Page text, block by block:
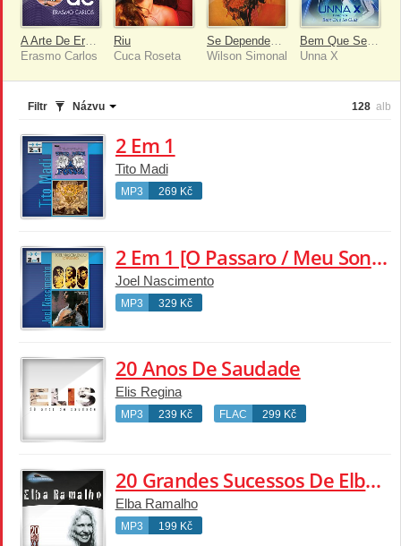
A Arte De Erasmo Carlos
Erasmo Carlos
Riu
Cuca Roseta
Se Dependesse De Mim
Wilson Simonal
Bem Que Se Quis
Unna X
Filtr Názvu 128 alb
2 Em 1
Tito Madi
MP3 269 Kč
2 Em 1 [O Passaro / Meu Sonho]
Joel Nascimento
MP3 329 Kč
20 Anos De Saudade
Elis Regina
MP3 239 Kč FLAC 299 Kč
20 Grandes Sucessos De Elba Ramalho
Elba Ramalho
MP3 199 Kč